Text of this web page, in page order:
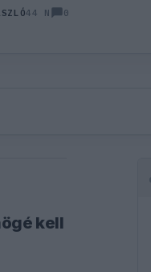
44 N 0
kell